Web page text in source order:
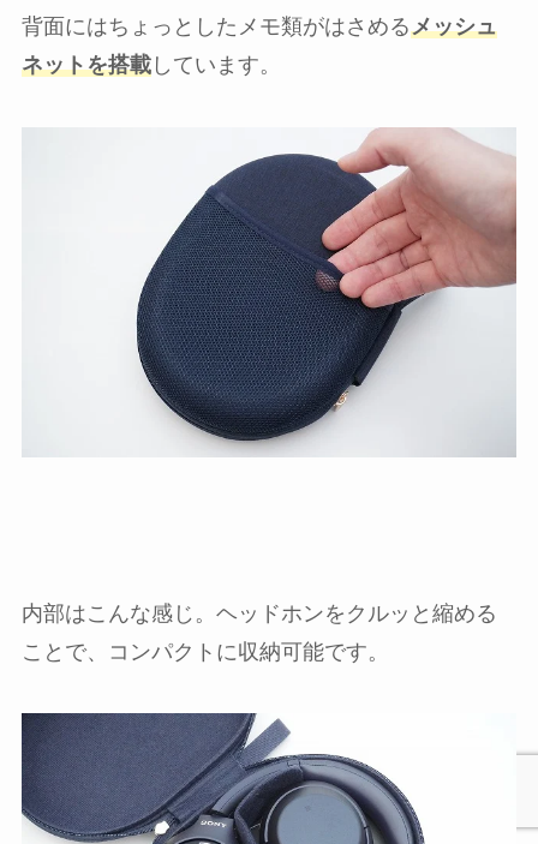
背面にはちょっとしたメモ類がはさめるメッシュ
ネットを搭載しています。
内部はこんな感じ。ヘッドホンをクルッと縮める
ことで、コンパクトに収納可能です。